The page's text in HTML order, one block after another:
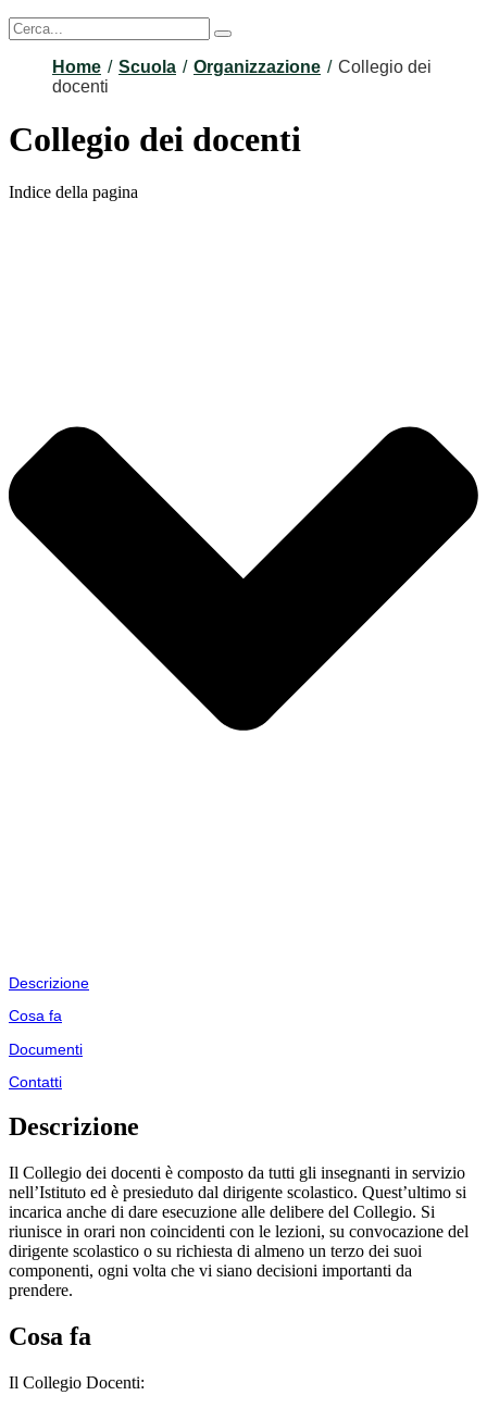
Home Scuola Organizzazione
Collegio dei
docenti
Collegio dei docenti
Indice della pagina
Descrizione
Cosa fa
Documenti
Contatti
Descrizione
Il Collegio dei docenti è composto da tutti gli insegnanti in servizio
nell’Istituto ed è presieduto dal dirigente scolastico. Quest’ultimo si
incarica anche di dare esecuzione alle delibere del Collegio. Si
riunisce in orari non coincidenti con le lezioni, su convocazione del
dirigente scolastico o su richiesta di almeno un terzo dei suoi
componenti, ogni volta che vi siano decisioni importanti da
prendere.
Cosa fa
Il Collegio Docenti: